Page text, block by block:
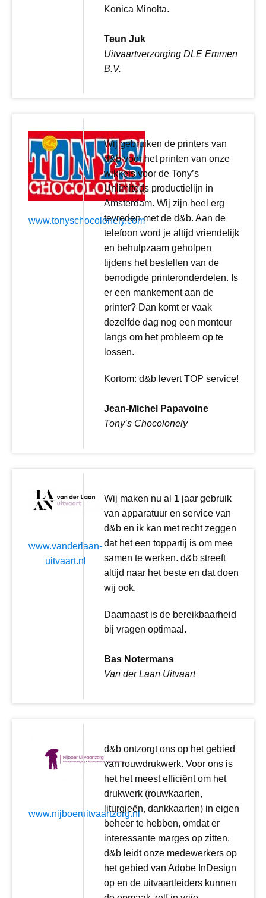
Konica Minolta.
Teun Juk
Uitvaartverzorging DLE Emmen
B.V.
www.tonyschocolonely.com
Wij gebruiken de printers van
d&b voor het printen van onze
wikkels voor de Tony’s
Unlimiteds productielijn in
Amsterdam. Wij zijn heel erg
tevreden met de d&b. Aan de
telefoon word je altijd vriendelijk
en behulpzaam geholpen
tijdens het bestellen van de
benodigde printeronderdelen. Is
er een mankement aan de
printer? Dan komt er vaak
dezelfde dag nog een monteur
langs om het probleem op te
lossen.
Kortom: d&b levert TOP service!
Jean-Michel Papavoine
Tony’s Chocolonely
www.vanderlaan-
uitvaart.nl
Wij maken nu al 1 jaar gebruik
van apparatuur en service van
d&b en ik kan met recht zeggen
dat het een toppartij is om mee
samen te werken. d&b streeft
altijd naar het beste en dat doen
wij ook.
Daarnaast is de bereikbaarheid
bij vragen optimaal.
Bas Notermans
Van der Laan Uitvaart
www.nijboeruitvaartzorg.nl
d&b ontzorgt ons op het gebied
van rouwdrukwerk. Voor ons is
het het meest efficiënt om het
drukwerk (rouwkaarten,
liturgieën, dankkaarten) in eigen
beheer te hebben, omdat er
interessante marges op zitten.
d&b leidt onze medewerkers op
het gebied van Adobe InDesign
op en de uitvaartleiders kunnen